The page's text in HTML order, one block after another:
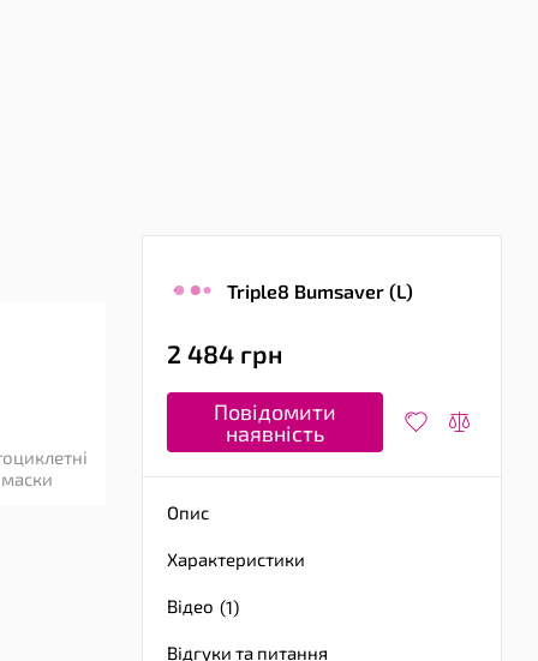
маски
Triple8 Bumsaver (L)
2 484 грн
Повідомити
наявність
Опис
Характеристики
Відео (1)
Відгуки та питання